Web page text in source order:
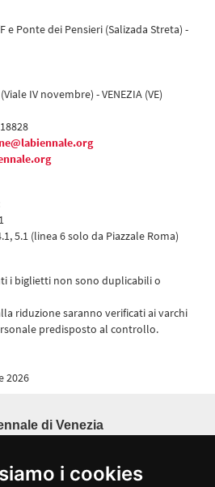
i cookies
e Ponte dei Pensieri (Salizada Streta) -
IV novembre) - VENEZIA (VE)
5.1 (linea 6 solo da Piazzale Roma)
i biglietti non sono duplicabili o
riduzione saranno verificati ai varchi
predisposto al controllo.
2026
di Venezia
30124 Venezia
041 5218711